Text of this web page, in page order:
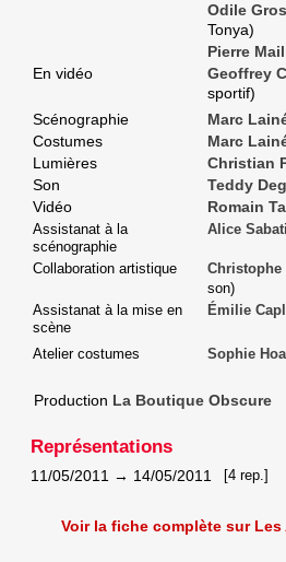
Odile
Tonya)
Pierre
En vidéo
Geoffrey
sportif)
Scénographie
Marc
Costumes
Marc
Lumières
Christian
Son
Teddy
Vidéo
Romain
Assistanat à la
scénographie
Alice
Collaboration artistique Christophe
son)
Assistanat à la mise en
scène
Émilie
Atelier costumes Sophie
Production La Boutique Obscure
Représentations
11/05/2011 → 14/05/2011 [4 rep.]
Voir la fiche complète sur